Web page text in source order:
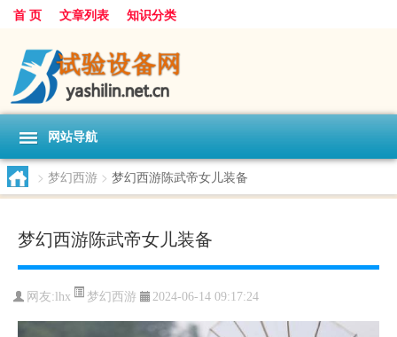
首 页 文章列表 知识分类
网站导航
> 梦幻西游 > 梦幻西游陈武帝女儿装备
梦幻西游陈武帝女儿装备
网友: lhx 梦幻西游 2024-06-14 09:17:24